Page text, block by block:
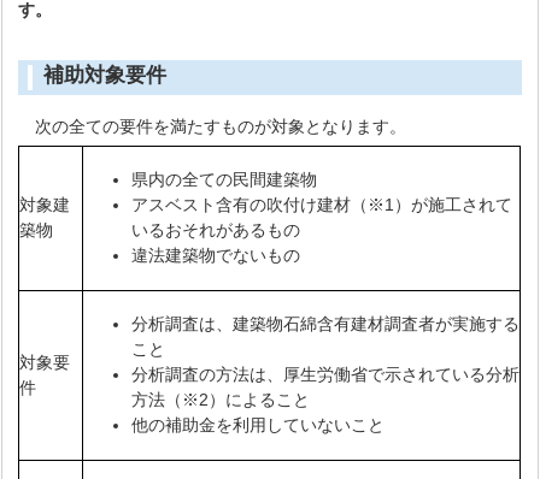
す。
補助対象要件
次の全ての要件を満たすものが対象となります。
対象建
築物
県内の全ての民間建築物
アスベスト含有の吹付け建材（※1）が施工されて
いるおそれがあるもの
違法建築物でないもの
対象要
件
分析調査は、建築物石綿含有建材調査者が実施する
こと
分析調査の方法は、厚生労働省で示されている分析
方法（※2）によること
他の補助金を利用していないこと